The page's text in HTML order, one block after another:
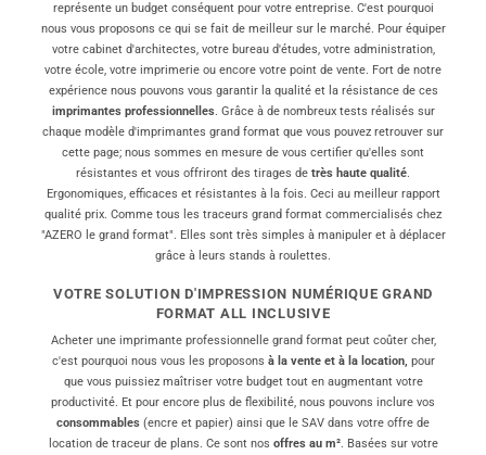
être
choisies
sur
page
du
produit
représente un budget conséquent pour votre entreprise. C'est pourquoi
nous vous proposons ce qui se fait de meilleur sur le marché. Pour équiper
votre cabinet d'architectes, votre bureau d'études, votre administration,
votre école, votre imprimerie ou encore votre point de vente. Fort de notre
expérience nous pouvons vous garantir la qualité et la résistance de ces
imprimantes professionnelles. Grâce à de nombreux tests réalisés sur
chaque modèle d'imprimantes grand format que vous pouvez retrouver sur
cette page; nous sommes en mesure de vous certifier qu'elles sont
résistantes et vous offriront des tirages de très haute qualité.
Ergonomiques, efficaces et résistantes à la fois. Ceci au meilleur rapport
qualité prix. Comme tous les traceurs grand format commercialisés chez
"AZERO le grand format". Elles sont très simples à manipuler et à déplacer
grâce à leurs stands à roulettes.
VOTRE SOLUTION D'IMPRESSION NUMÉRIQUE GRAND
FORMAT ALL INCLUSIVE
Acheter une imprimante professionnelle grand format peut coûter cher,
c'est pourquoi nous vous les proposons à la vente et à la location, pour
que vous puissiez maîtriser votre budget tout en augmentant votre
productivité. Et pour encore plus de flexibilité, nous pouvons inclure vos
consommables (encre et papier) ainsi que le SAV dans votre offre de
location de traceur de plans. Ce sont nos offres au m². Basées sur votre